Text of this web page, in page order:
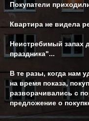
Покупатели
Квартира не видела
Неистребимый запах
праздника"...
В те разы, когда нам
на время показа,
разворачивались с
предложение о